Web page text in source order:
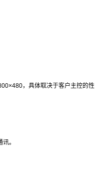
，具体取决于客户主控的性
。